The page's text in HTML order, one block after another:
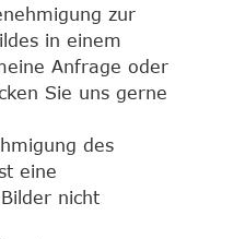
zur
in einem
Anfrage oder
Sie uns gerne
des
eine
nicht